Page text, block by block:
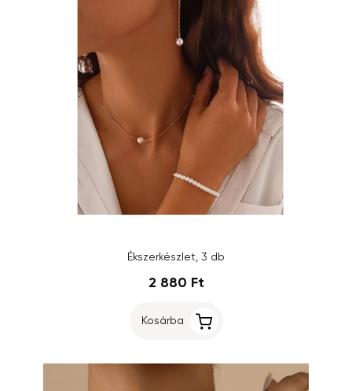
Ékszerkészlet, 3 db
2 880 Ft
Kosárba